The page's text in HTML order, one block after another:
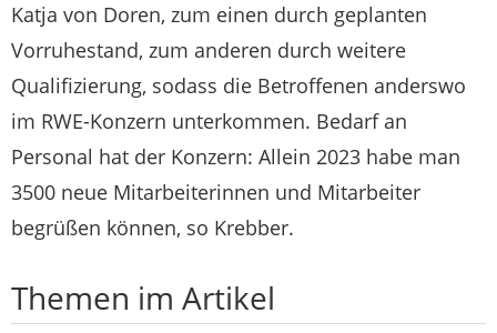
Katja von Doren, zum einen durch geplanten
Vorruhestand, zum anderen durch weitere
Qualifizierung, sodass die Betroffenen anderswo
im RWE-Konzern unterkommen. Bedarf an
Personal hat der Konzern: Allein 2023 habe man
3500 neue Mitarbeiterinnen und Mitarbeiter
begrüßen können, so Krebber.
Themen im Artikel